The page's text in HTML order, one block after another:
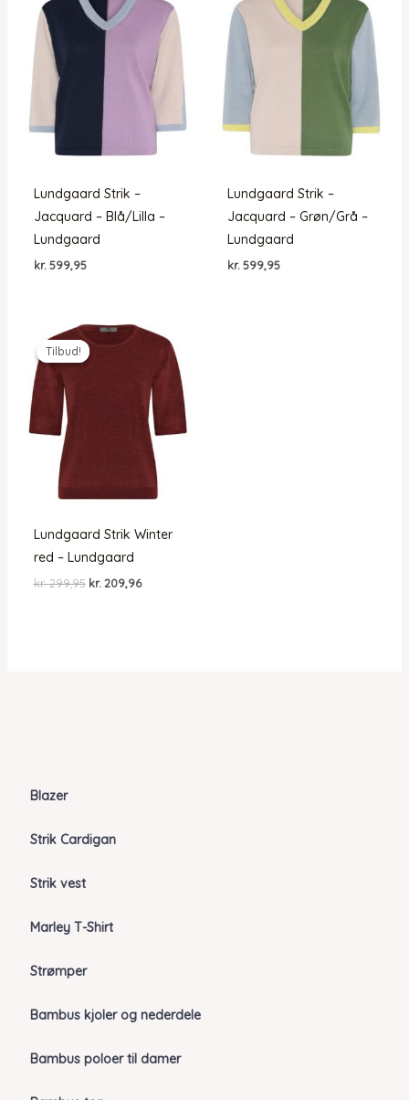
Blazer
Strik Cardigan
Strik vest
Marley T-Shirt
Strømper
Bambus kjoler og nederdele
Bambus poloer til damer
Lundgaard Strik –
Jacquard – Blå/Lilla –
Lundgaard
kr. 599,95
Lundgaard Strik –
Jacquard – Grøn/Grå –
Lundgaard
kr. 599,95
Tilbud!
Tilbud!
Lundgaard Strik Winter
red – Lundgaard
kr.299,95 Den
kr. 209,96Den